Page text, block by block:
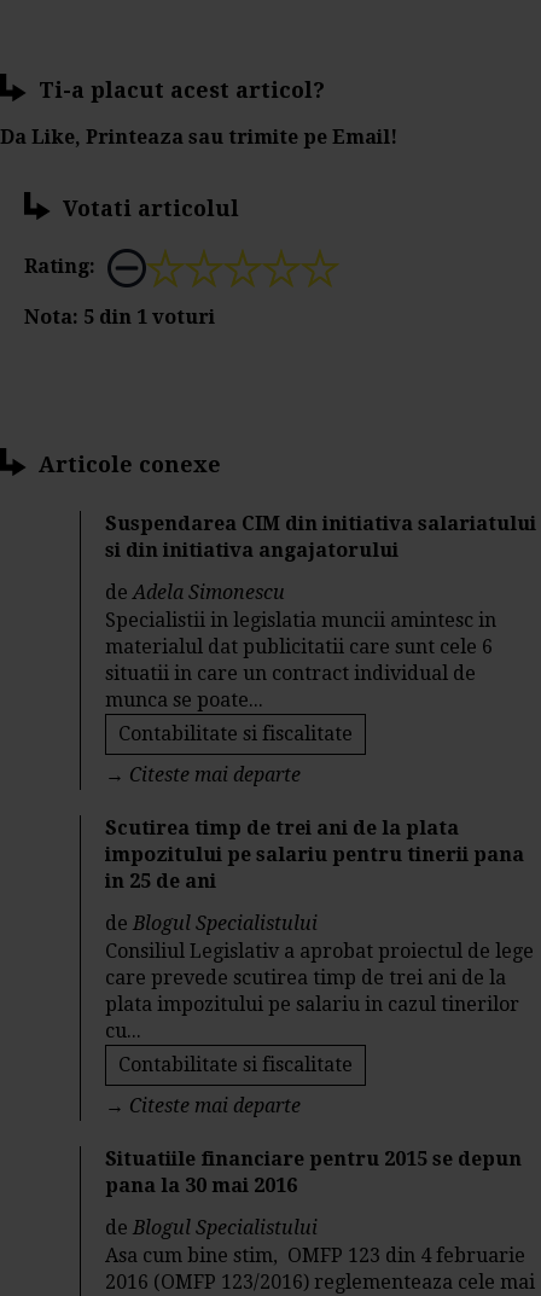
Ti-a placut acest articol?
Da Like, Printeaza sau trimite pe Email!
Votati articolul
Rating:
Nota: 5 din 1 voturi
Articole conexe
Suspendarea CIM din initiativa salariatului
si din initiativa angajatorului
deAdela Simonescu
Specialistii in legislatia muncii amintesc in
materialul dat publicitatii care sunt cele 6
situatii in care un contract individual de
munca se poate...
Contabilitate si fiscalitate
→ Citeste mai departe
Scutirea timp de trei ani de la plata
impozitului pe salariu pentru tinerii pana
in 25 de ani
deBlogul Specialistului
Consiliul Legislativ a aprobat proiectul de lege
care prevede scutirea timp de trei ani de la
plata impozitului pe salariu in cazul tinerilor
cu...
Contabilitate si fiscalitate
→ Citeste mai departe
Situatiile financiare pentru 2015 se depun
pana la 30 mai 2016
deBlogul Specialistului
Asa cum bine stim, OMFP 123 din 4 februarie
2016 (OMFP 123/2016) reglementeaza cele mai